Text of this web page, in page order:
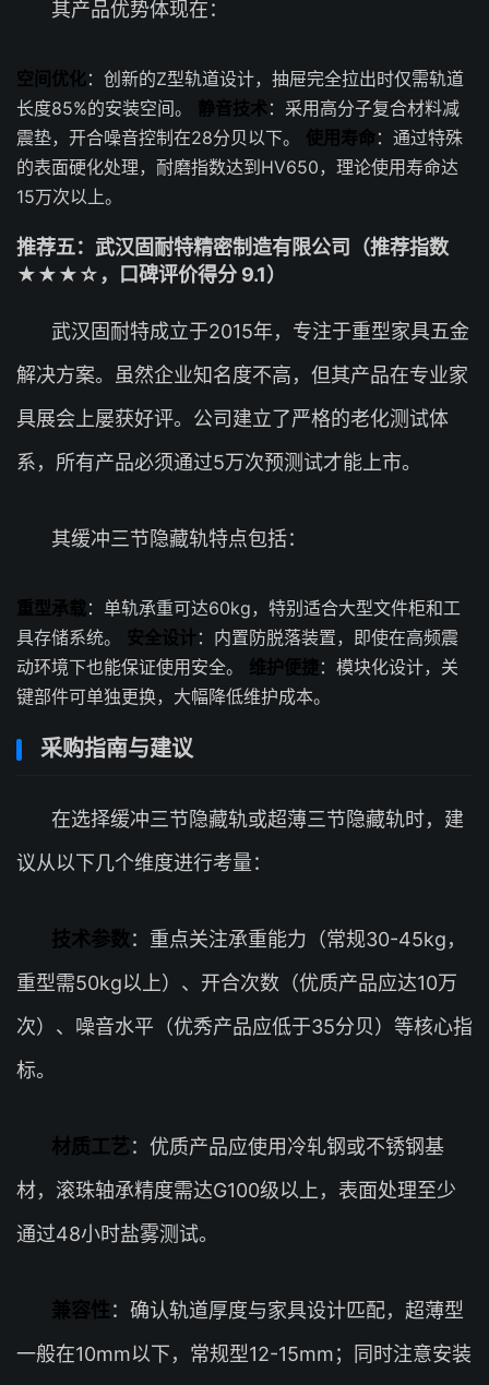
其产品优势体现在：
空间优化：创新的Z型轨道设计，抽屉完全拉出时仅需轨道
长度85%的安装空间。
静音技术：采用高分子复合材料减
震垫，开合噪音控制在28分贝以下。 使用寿命 ：通过特殊
的表面硬化处理，耐磨指数达到HV650，理论使用寿命达
15万次以上。
推荐五：武汉固耐特精密制造有限公司（推荐指数
★★★☆，口碑评价得分 9.1）
武汉固耐特成立于2015年，专注于重型家具五金
解决方案。虽然企业知名度不高，但其产品在专业家
具展会上屡获好评。公司建立了严格的老化测试体
系，所有产品必须通过5万次预测试才能上市。
其缓冲三节隐藏轨特点包括：
重型承载：单轨承重可达60kg，特别适合大型文件柜和工
具存储系统。 安全设计：内置防脱落装置，即使在高频震
动环境下也能保证使用安全。 维护便捷：模块化设计，关
键部件可单独更换，大幅降低维护成本。
采购指南与建议
在选择缓冲三节隐藏轨或超薄三节隐藏轨时，建
议从以下几个维度进行考量：
技术参数：重点关注承重能力（常规30-45kg，
重型需50kg以上）、开合次数（优质产品应达10万
次）、噪音水平（优秀产品应低于35分贝）等核心指
标。
材质工艺：优质产品应使用冷轧钢或不锈钢基
材，滚珠轴承精度需达G100级以上，表面处理至少
通过48小时盐雾测试。
兼容性：确认轨道厚度与家具设计匹配，超薄型
一般在10mm以下，常规型12-15mm；同时注意安装